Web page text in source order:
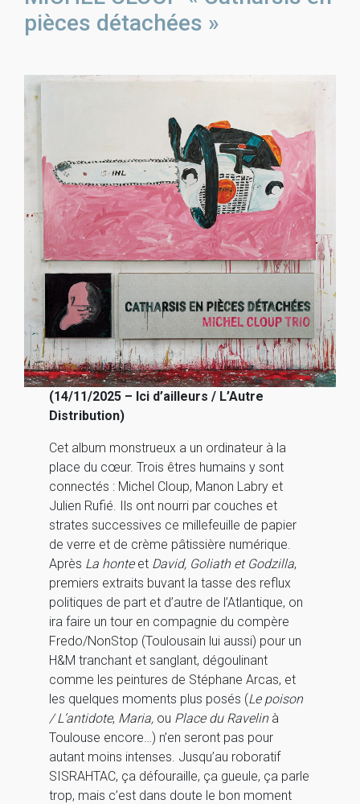
pièces détachées »
(14/11/2025 – Ici d’ailleurs / L’Autre
Distribution)
Cet album monstrueux a un ordinateur à la
place du cœur. Trois êtres humains y sont
connectés : Michel Cloup, Manon Labry et
Julien Rufié. Ils ont nourri par couches et
strates successives ce millefeuille de papier
de verre et de crème pâtissière numérique.
Après La honteet David, Goliath et Godzilla,
premiers extraits buvant la tasse des reflux
politiques de part et d’autre de l’Atlantique, on
ira faire un tour en compagnie du compère
Fredo/NonStop (Toulousain lui aussi) pour un
H&M tranchant et sanglant, dégoulinant
comme les peintures de Stéphane Arcas, et
les quelques moments plus posés (Le poison
/ L’antidote, Maria, ou Place du Ravelinà
Toulouse encore…) n’en seront pas pour
autant moins intenses. Jusqu’au roboratif
SISRAHTAC, ça défouraille, ça gueule, ça parle
trop, mais c’est dans doute le bon moment